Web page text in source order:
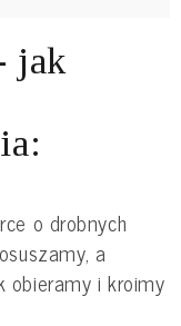
jak
o drobnych
a
obieramy i kroimy